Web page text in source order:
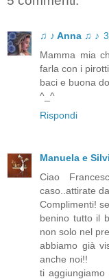
♫ ♪ Anna ♫ ♪
Mamma mia
farla con i
baci e buona
^_^
Rispondi
Manuela e
Ciao
caso..attirate
Complimenti!
benino tutto il
non solo nel
abbiamo già
anche noi!!
ti